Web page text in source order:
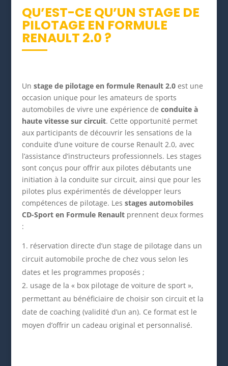
QU’EST-CE QU’UN STAGE DE
PILOTAGE EN FORMULE
RENAULT 2.0 ?
Un stage de pilotage en formule Renault 2.0est une
occasion unique pour les amateurs de sports
automobiles de vivre une expérience de conduite à
haute vitesse sur circuit. Cette opportunité permet
aux participants de découvrir les sensations de la
conduite d’une voiture de course Renault 2.0, avec
l’assistance d’instructeurs professionnels. Les stages
sont conçus pour offrir aux pilotes débutants une
initiation à la conduite sur circuit, ainsi que pour les
pilotes plus expérimentés de développer leurs
compétences de pilotage. Les stages automobiles
CD-Sport en Formule Renaultprennent deux formes
:
réservation directe d’un stage de pilotage dans un
circuit automobile proche de chez vous selon les
dates et les programmes proposés ;
usage de la « box pilotage de voiture de sport »,
permettant au bénéficiaire de choisir son circuit et la
date de coaching (validité d’un an). Ce format est le
moyen d’offrir un cadeau original et personnalisé.